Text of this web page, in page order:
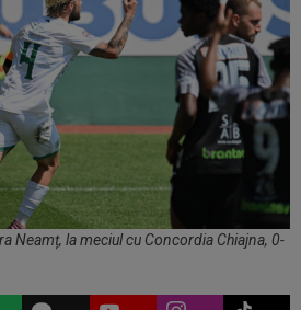
Neamț, la meciul cu Concordia Chiajna, 0-